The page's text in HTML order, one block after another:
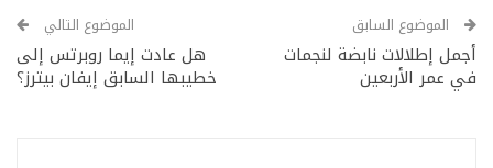
الموضوع السابق
أجمل إطلالات نابضة لنجمات
في عمر الأربعين
الموضوع التالي
هل عادت إيما روبرتس إلى
خطيبها السابق إيفان بيترز؟